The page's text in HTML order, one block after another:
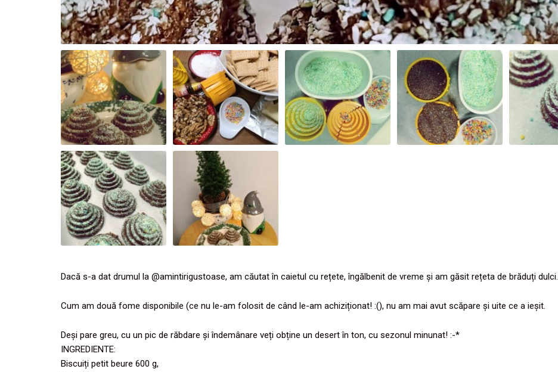
Dacă s-a dat drumul la @amintirigustoase, am căutat în caietul cu rețete, îngălbenit de vreme și am găsit rețeta de brăduți dulci.
Cum am două fome disponibile (ce nu le-am folosit de când le-am achiziționat! :(), nu am mai avut scăpare și uite ce a ieșit.
Deși pare greu, cu un pic de răbdare și îndemânare veți obține un desert în ton, cu sezonul minunat! :-*
INGREDIENTE:
Biscuiți petit beure 600 g,